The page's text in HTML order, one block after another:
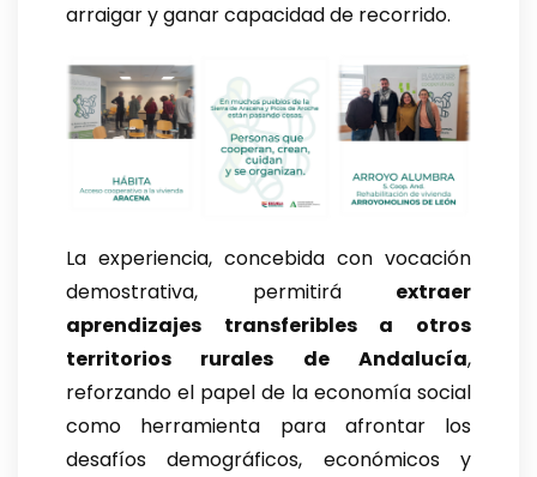
arraigar y ganar capacidad de recorrido.
La experiencia, concebida con vocación
demostrativa, permitirá extraer
aprendizajes transferibles a otros
territorios rurales de Andalucía,
reforzando el papel de la economía social
como herramienta para afrontar los
desafíos demográficos, económicos y